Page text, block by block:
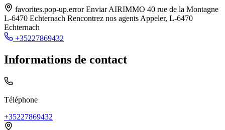
favorites.pop-up.error Enviar AIRIMMO 40 rue de la Montagne
L-6470 Echternach Rencontrez nos agents Appeler, L-6470
Echternach
+35227869432
Informations de contact
Téléphone
+35227869432